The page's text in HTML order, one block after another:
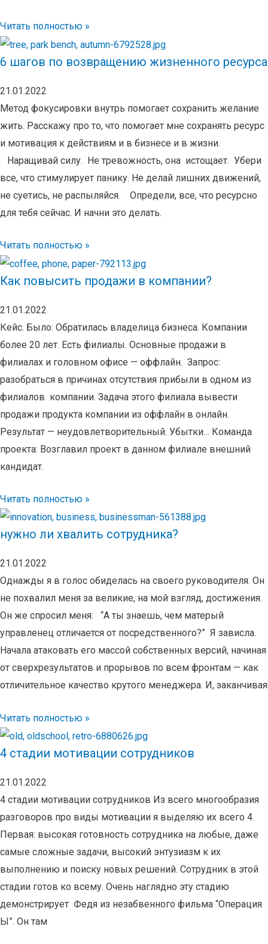
Читать полностью »
6 шагов по возвращению жизненного ресурса
21.01.2022
Метод фокусировки внутрь помогает сохранить желание
жить. Расскажу про то, что помогает мне сохранять ресурс
и мотивация к действиям и в бизнесе и в жизни.
⠀Наращивай силу. Не тревожность, она истощает. Убери
все, что стимулирует панику. Не делай лишних движений,
не суетись, не распыляйся.⠀ Определи, все, что ресурсно
для тебя сейчас. И начни это делать.
Читать полностью »
Как повысить продажи в компании?
21.01.2022
Кейс. Было: Обратилась владелица бизнеса. Компании
более 20 лет. Есть филиалы. Основные продажи в
филиалах и головном офисе — оффлайн. Запрос:
разобраться в причинах отсутствия прибыли в одном из
филиалов компании. Задача этого филиала вывести
продажи продукта компании из оффлайн в онлайн.
Результат — неудовлетворительный. Убытки… Команда
проекта: Возглавил проект в данном филиале внешний
кандидат.
Читать полностью »
нужно ли хвалить сотрудника?
21.01.2022
Однажды я в голос обиделась на своего руководителя. Он
не похвалил меня за великие, на мой взгляд, достижения.
Он же спросил меня: “А ты знаешь, чем матерый
управленец отличается от посредственного?” Я зависла.
Начала атаковать его массой собственных версий, начиная
от сверхрезультатов и прорывов по всем фронтам — как
отличительное качество крутого менеджера. И, заканчивая
Читать полностью »
4 стадии мотивации сотрудников
21.01.2022
4 стадии мотивации сотрудников Из всего многообразия
разговоров про виды мотивации я выделяю их всего 4.
Первая: высокая готовность сотрудника на любые, даже
самые сложные задачи, высокий энтузиазм к их
выполнению и поиску новых решений. Сотрудник в этой
стадии готов ко всему. Очень наглядно эту стадию
демонстрирует Федя из незабвенного фильма “Операция
Ы”. Он там